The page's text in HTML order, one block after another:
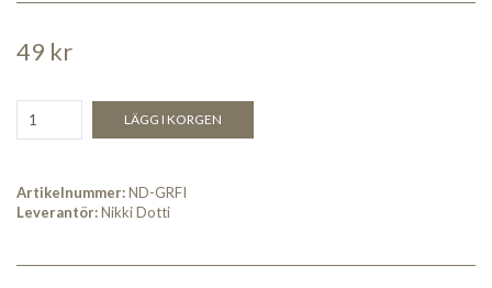
49 kr
LÄGG I KORGEN
Artikelnummer:ND-GRFI
Leverantör:Nikki Dotti